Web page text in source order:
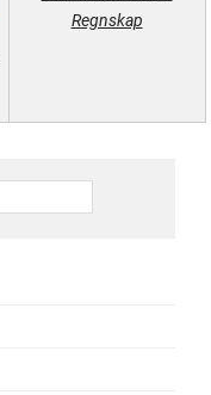
Regnskap